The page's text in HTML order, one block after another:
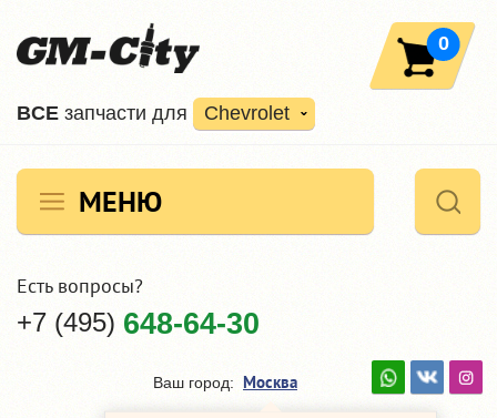
ВCE запчасти для Chevrolet
0
МЕНЮ
Есть вопросы?
+7 (495) 648-64-30
Ваш город: Москва